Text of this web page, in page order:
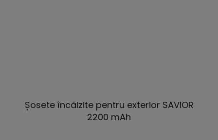
Șosete încălzite pentru exterior SAVIOR
2200 mAh